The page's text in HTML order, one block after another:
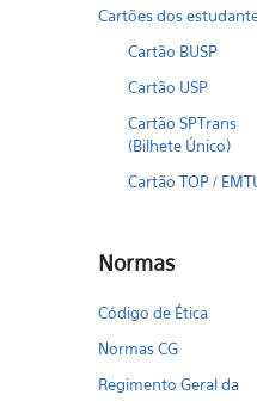
Cartões dos
Cartão BUSP
Cartão USP
Cartão SPTrans
(Bilhete Único)
Cartão TOP /
Normas
Código de Ética
Normas CG
Regimento Geral da